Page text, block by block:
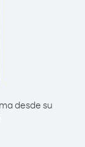
desde su